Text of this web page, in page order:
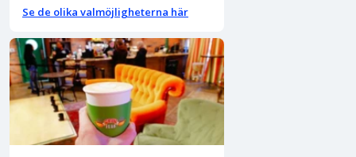
Se de olika valmöjligheterna här